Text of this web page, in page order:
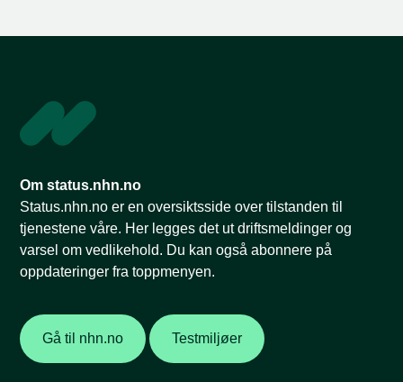
Om status.nhn.no
Status.nhn.no er en oversiktsside over tilstanden til
tjenestene våre. Her legges det ut driftsmeldinger og
varsel om vedlikehold. Du kan også abonnere på
oppdateringer fra toppmenyen.
Gå til nhn.no Testmiljøer